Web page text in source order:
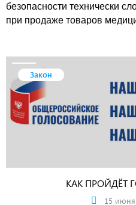
безопасности технически
при продаже товаров
Закон
КАК ПРОЙДЁТ
15 июня